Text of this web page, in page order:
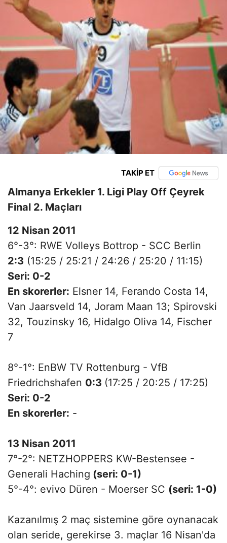
TAKİP ET
Almanya Erkekler 1. Ligi Play Off Çeyrek
Final 2. Maçları
12 Nisan 2011
6°-3°: RWE Volleys Bottrop - SCC Berlin
2:3 (15:25 / 25:21 / 24:26 / 25:20 / 11:15)
Seri: 0-2
En skorerler: Elsner 14, Ferando Costa 14,
Van Jaarsveld 14, Joram Maan 13; Spirovski
32, Touzinsky 16, Hidalgo Oliva 14, Fischer
7
8°-1°: EnBW TV Rottenburg - VfB
Friedrichshafen 0:3 (17:25 / 20:25 / 17:25)
Seri: 0-2
En skorerler: -
13 Nisan 2011
7°-2°: NETZHOPPERS KW-Bestensee -
Generali Haching (seri: 0-1)
5°-4°: evivo Düren - Moerser SC (seri: 1-0)
Kazanılmış 2 maç sistemine göre oynanacak
olan seride, gerekirse 3. maçlar 16 Nisan'da